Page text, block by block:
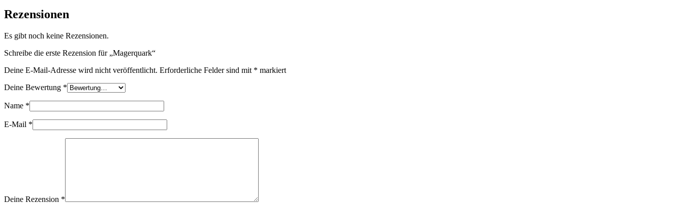
Rezensionen
Es gibt noch keine Rezensionen.
Schreibe die erste Rezension für „Magerquark“
Deine E-Mail-Adresse wird nicht veröffentlicht. Erforderliche Felder sind mit * markiert
Deine Bewertung *
Name *
E-Mail *
Deine Rezension *